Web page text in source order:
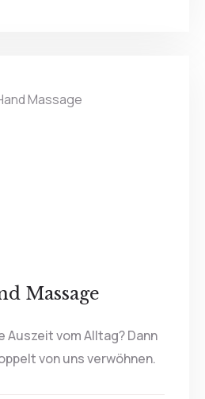
Massage
Auszeit vom Alltag? Dann
von uns verwöhnen.